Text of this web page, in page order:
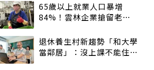
65歲以上就業人口暴增
84%！雲林企業搶留老員
退休養生村新趨勢「和大學
當鄰居」：沒上課不能住、